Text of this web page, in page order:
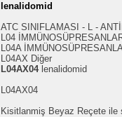
lenalidomid
ATC SINIFLAMASI - L -
L04
L04A
L04AX Diğer
L04AX04lenalidomid
L04AX04
Kisitlanmiş Beyaz Reçete ile